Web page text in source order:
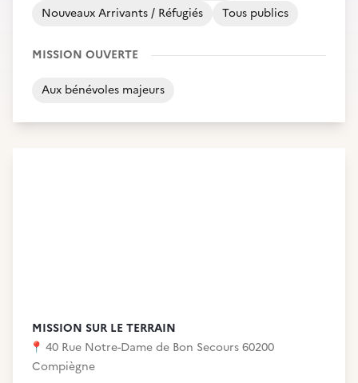
Nouveaux Arrivants / Réfugiés
Tous publics
MISSION OUVERTE
Aux bénévoles majeurs
MISSION SUR LE TERRAIN
📍 40 Rue Notre-Dame de Bon Secours 60200
Compiègne